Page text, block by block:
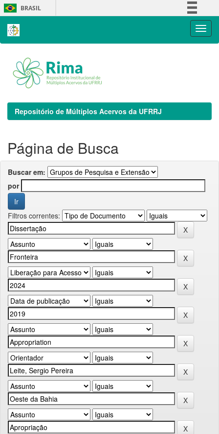
Skip
navigation
BRASIL
Repositório de Múltiplos Acervos da UFRRJ
Página de Busca
Buscar em:
por
Filtros correntes: